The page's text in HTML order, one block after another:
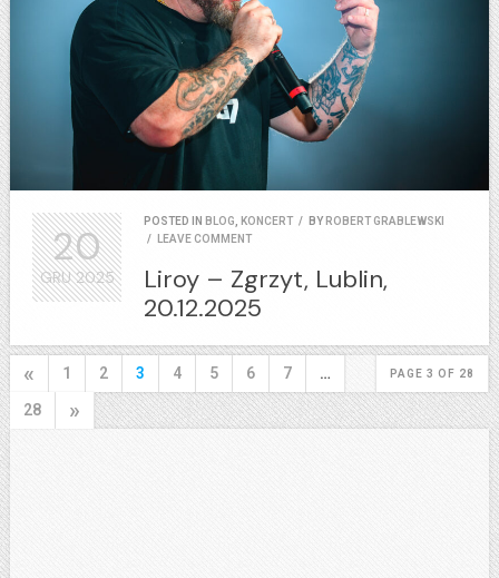
POSTED IN BLOG KONCERT / BY ROBERT GRABLEWSKI
/
LEAVE COMMENT
Liroy – Zgrzyt, Lublin,
20.12.2025
20
GRU2025
PAGE 3 OF 28
« 1 2 3 4 5 6 7 …
28 »